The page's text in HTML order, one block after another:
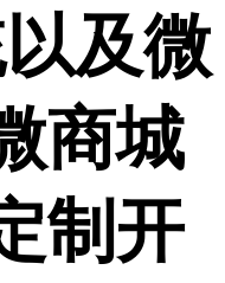
及微
商城
制开